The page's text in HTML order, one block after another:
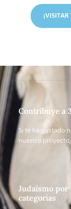
Contribuye a
Si te ha gustado
nuestro
Judaísmo por
categorías